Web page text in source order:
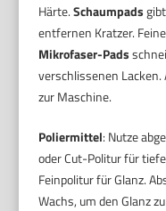
Härte.Schaumpads
entfernen Kratzer.
Mikrofaser-Pads
verschlissenen
zur Maschine.
Poliermittel: Nutze
oder Cut-Politur für
Feinpolitur für Glanz.
Wachs, um den Glanz